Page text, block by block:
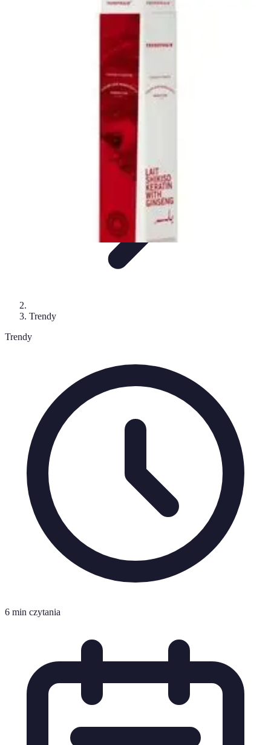
Porady zakupowe
Trendy
Trendy
6 min czytania